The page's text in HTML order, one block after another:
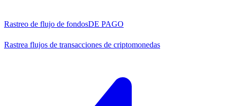
Rastreo de flujo de fondosDE PAGO
Rastrea flujos de transacciones de criptomonedas